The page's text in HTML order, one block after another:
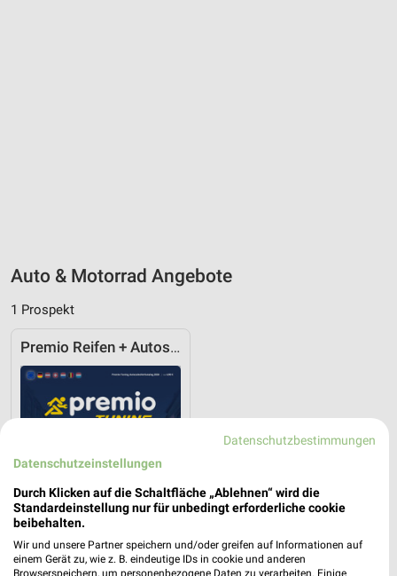
Auto & Motorrad Angebote
1 Prospekt
Premio Reifen + Autoservice
Datenschutzbestimmungen
Datenschutzeinstellungen
Durch Klicken auf die Schaltfläche „Ablehnen“ wird die
Standardeinstellung nur für unbedingt erforderliche cookie
beibehalten.
Wir und unsere Partner speichern und/oder greifen auf Informationen auf
einem Gerät zu, wie z. B. eindeutige IDs in cookie und anderen
Browserspeichern, um personenbezogene Daten zu verarbeiten. Einige